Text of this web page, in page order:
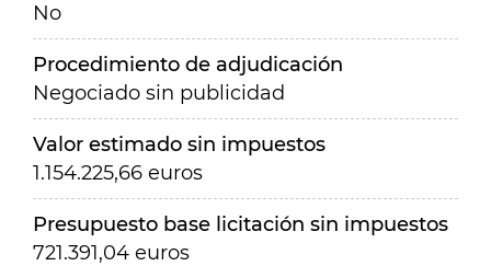
No
Procedimiento de adjudicación
Negociado sin publicidad
Valor estimado sin impuestos
1.154.225,66 euros
Presupuesto base licitación sin impuestos
721.391,04 euros